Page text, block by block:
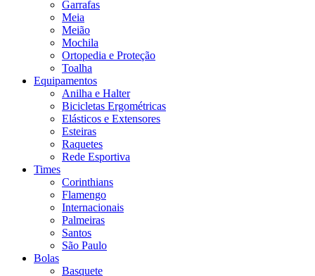
Garrafas
Meia
Meião
Mochila
Ortopedia e Proteção
Toalha
Equipamentos
Anilha e Halter
Bicicletas Ergométricas
Elásticos e Extensores
Esteiras
Raquetes
Rede Esportiva
Times
Corinthians
Flamengo
Internacionais
Palmeiras
Santos
São Paulo
Bolas
Basquete